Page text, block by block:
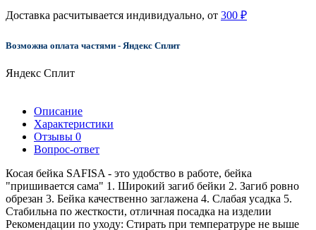
Доставка расчитывается индивидуально, от 300 ₽
Возможна оплата частями - Яндекс Сплит
Яндекс Сплит
Описание
Характеристики
Отзывы 0
Вопрос-ответ
Косая бейка SAFISA - это удобство в работе, бейка
"пришивается сама" 1. Широкий загиб бейки 2. Загиб ровно
обрезан 3. Бейка качественно заглажена 4. Слабая усадка 5.
Стабильна по жесткости, отличная посадка на изделии
Рекомендации по уходу: Стирать при температруре не выше